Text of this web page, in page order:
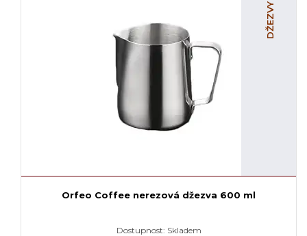
DŽEZVY
Orfeo Coffee nerezová džezva 600 ml
Dostupnost: Skladem